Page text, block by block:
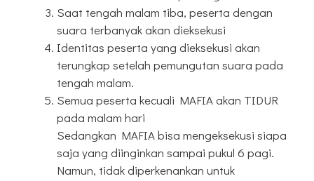
Saat tengah malam tiba, peserta dengan
suara terbanyak akan dieksekusi
Identitas peserta yang dieksekusi akan
terungkap setelah pemungutan suara pada
tengah malam.
Semua peserta kecuali MAFIA akan TIDUR
pada malam hari
Sedangkan MAFIA bisa mengeksekusi siapa
saja yang diinginkan sampai pukul 6 pagi.
Namun, tidak diperkenankan untuk